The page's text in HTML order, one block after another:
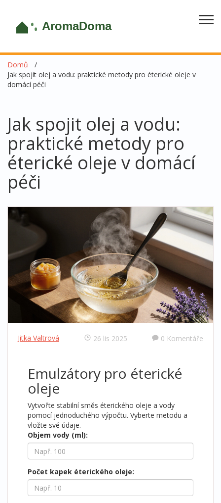
Domů
Jak spojit olej a vodu: praktické metody pro éterické oleje v
domácí péči
Jak spojit olej a vodu:
praktické metody pro
éterické oleje v domácí
péči
Jitka Valtrová 26 lis 2025 0 Komentáře
Emulzátory pro éterické
oleje
Vytvořte stabilní směs éterického oleje a vody
pomocí jednoduchého výpočtu. Vyberte metodu a
vložte své údaje.
Objem vody (ml):
Počet kapek éterického oleje: